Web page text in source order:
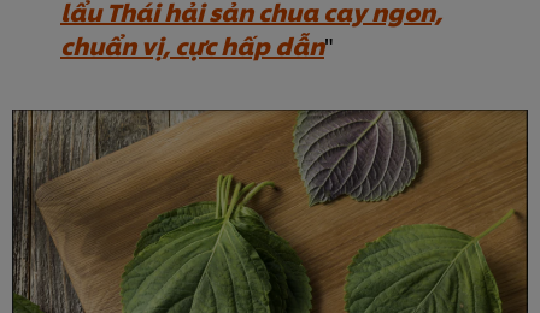
lẩu Thái hải sản chua cay ngon,
chuẩn vị, cực hấp dẫn